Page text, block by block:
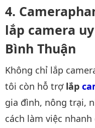
lắp camera
Bình Thuận
Không chỉ lắp
tôi còn hỗ trợlắp
gia đình, nông trại,
cách làm việc